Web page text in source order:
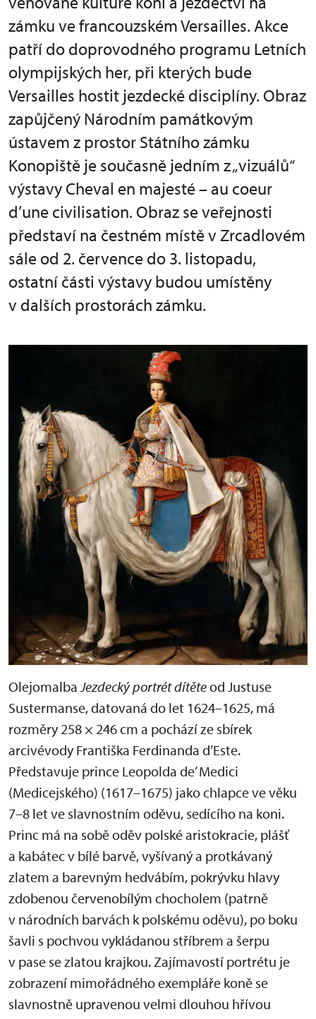
zámku ve francouzském Versailles. Akce
patří do doprovodného programu Letních
olympijských her, při kterých bude
Versailles hostit jezdecké disciplíny. Obraz
zapůjčený Národním památkovým
ústavem z prostor Státního zámku
Konopiště je současně jedním z „vizuálů“
výstavy Cheval en majesté – au coeur
d’une civilisation. Obraz se veřejnosti
představí na čestném místě v Zrcadlovém
sále od 2. července do 3. listopadu,
ostatní části výstavy budou umístěny
v dalších prostorách zámku.
Olejomalba Jezdecký portrét dítěteod Justuse
Sustermanse, datovaná do let 1624–1625, má
rozměry 258 × 246 cm a pochází ze sbírek
arcivévody Františka Ferdinanda d’Este.
Představuje prince Leopolda de’ Medici
(Medicejského) (1617–1675) jako chlapce ve věku
7–8 let ve slavnostním oděvu, sedícího na koni.
Princ má na sobě oděv polské aristokracie, plášť
a kabátec v bílé barvě, vyšívaný a protkávaný
zlatem a barevným hedvábím, pokrývku hlavy
zdobenou červenobílým chocholem (patrně
v národních barvách k polskému oděvu), po boku
šavli s pochvou vykládanou stříbrem a šerpu
v pase se zlatou krajkou. Zajímavostí portrétu je
zobrazení mimořádného exempláře koně se
slavnostně upravenou velmi dlouhou hřívou